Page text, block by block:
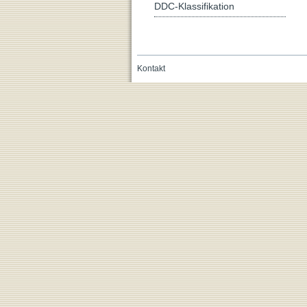
DDC-Klassifikation
Kontakt